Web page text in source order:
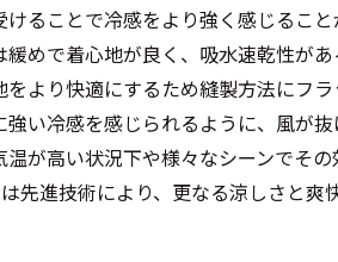
けることで冷感をより強く感じること
緩めで着心地が良く、吸水速乾性が
をより快適にするため縫製方法にフ
強い冷感を感じられるように、風が
温が高い状況下や様々なシーンでその
先進技術により、更なる涼しさと爽